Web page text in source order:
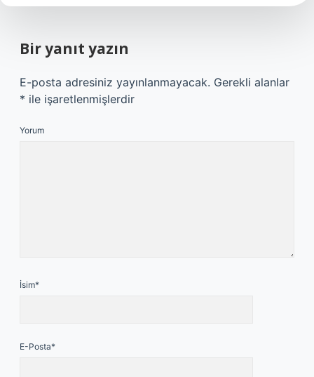
Bir yanıt yazın
E-posta adresiniz yayınlanmayacak. Gerekli alanlar
* ile işaretlenmişlerdir
Yorum
İsim*
E-Posta*